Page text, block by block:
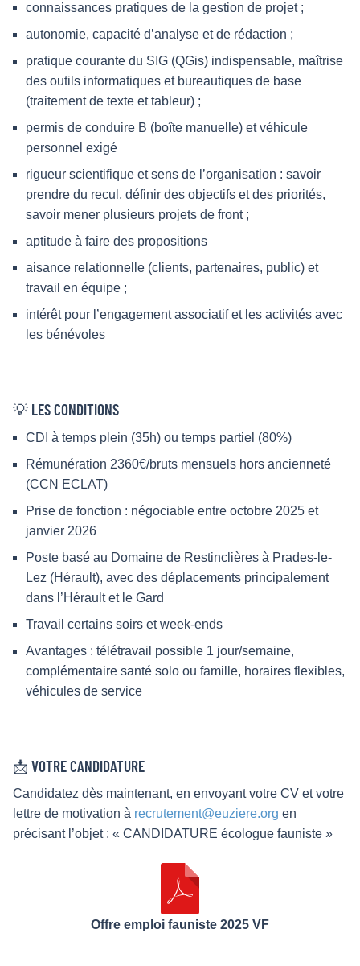
connaissances pratiques de la gestion de projet ;
autonomie, capacité d’analyse et de rédaction ;
pratique courante du SIG (QGis) indispensable, maîtrise
des outils informatiques et bureautiques de base
(traitement de texte et tableur) ;
permis de conduire B (boîte manuelle) et véhicule
personnel exigé
rigueur scientifique et sens de l’organisation : savoir
prendre du recul, définir des objectifs et des priorités,
savoir mener plusieurs projets de front ;
aptitude à faire des propositions
aisance relationnelle (clients, partenaires, public) et
travail en équipe ;
intérêt pour l’engagement associatif et les activités avec
les bénévoles
💡 LES CONDITIONS
CDI à temps plein (35h) ou temps partiel (80%)
Rémunération 2360€/bruts mensuels hors ancienneté
(CCN ECLAT)
Prise de fonction : négociable entre octobre 2025 et
janvier 2026
Poste basé au Domaine de Restinclières à Prades-le-
Lez (Hérault), avec des déplacements principalement
dans l’Hérault et le Gard
Travail certains soirs et week-ends
Avantages : télétravail possible 1 jour/semaine,
complémentaire santé solo ou famille, horaires flexibles,
véhicules de service
📩 VOTRE CANDIDATURE
Candidatez dès maintenant, en envoyant votre CV et votre
lettre de motivation à recrutement@euziere.org en
précisant l’objet : « CANDIDATURE écologue fauniste »
Offre emploi fauniste 2025 VF